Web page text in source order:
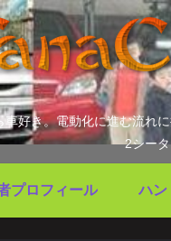
好き。電動化に進む流
2シー
プロフィール ハン